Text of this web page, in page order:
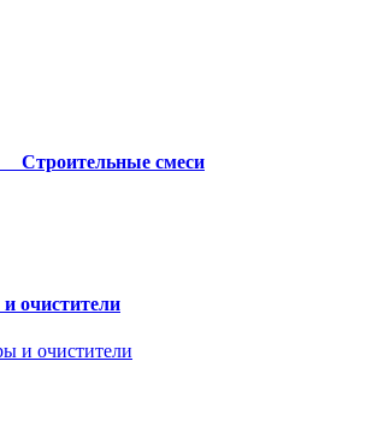
Строительные смеси
очистители
и очистители